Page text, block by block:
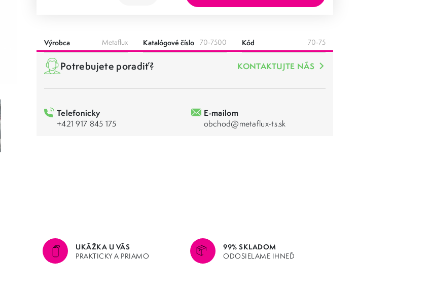
Výrobca Metaflux Katalógové číslo 70-7500 Kód 70-75
Potrebujete poradiť? KONTAKTUJTE NÁS
Telefonicky
+421 917 845 175
E-mailom
obchod@metaflux-ts.sk
UKÁŽKA U VÁS
PRAKTICKY A PRIAMO
99% SKLADOM
ODOSIELAME IHNEĎ